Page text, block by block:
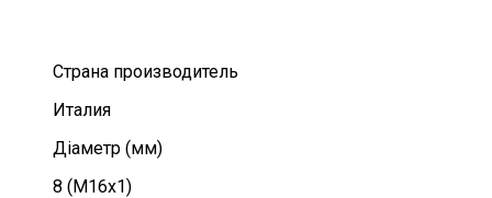
Страна производитель
Италия
Діаметр (мм)
8 (M16x1)